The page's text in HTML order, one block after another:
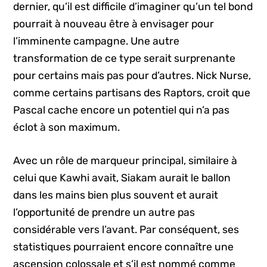
dernier, qu’il est difficile d’imaginer qu’un tel bond
pourrait à nouveau être à envisager pour
l’imminente campagne. Une autre
transformation de ce type serait surprenante
pour certains mais pas pour d’autres. Nick Nurse,
comme certains partisans des Raptors, croit que
Pascal cache encore un potentiel qui n’a pas
éclot à son maximum.
Avec un rôle de marqueur principal, similaire à
celui que Kawhi avait, Siakam aurait le ballon
dans les mains bien plus souvent et aurait
l’opportunité de prendre un autre pas
considérable vers l’avant. Par conséquent, ses
statistiques pourraient encore connaître une
ascension colossale et s’il est nommé comme